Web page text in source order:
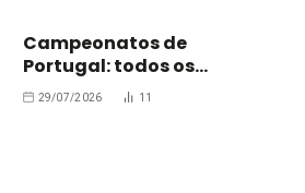
Campeonatos de
Portugal: todos os
campeões
29/07/2026 11